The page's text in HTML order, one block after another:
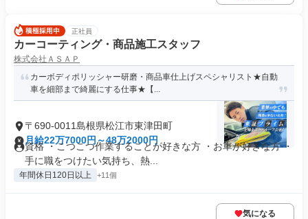
正社員
カーコーティング・商品施工スタッフ
株式会社ＡＳＡＰ
カーボディポリッシャー研磨・商品車仕上げスペシャリスト★自動
車を細部まで綺麗にする仕事★【...
〒690-0011島根県松江市東津田町
月給22万7000円～48万2000円
資格 ・こつこつ作業することが好きな方 ・お車が好きな方 ・
手に職をつけたい気持ち、熱...
年間休日120日以上 +11個
気になる